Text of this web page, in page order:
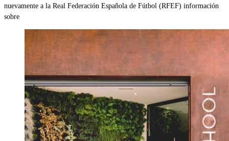
nuevamente a la Real Federación Española de Fútbol (RFEF) información
sobre